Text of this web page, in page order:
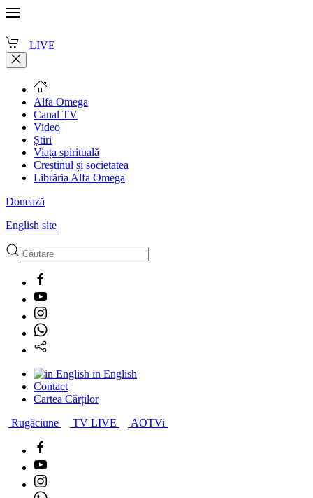
LIVE
Alfa Omega
Canal TV
Video
Știri
Viața spirituală
Creștinul și societatea
Librăria Alfa Omega
Donează
English site
in English
Contact
Cartea Cărților
Rugăciune
TV LIVE AOTVi